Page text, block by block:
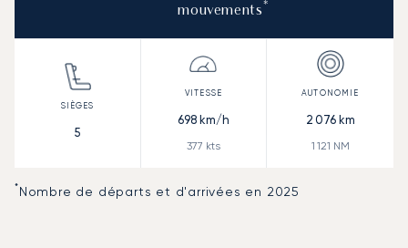
mouvements*
5
698km/h
377 kts
2 076km
1 121 NM
*Nombre de départs et d'arrivées en 2025